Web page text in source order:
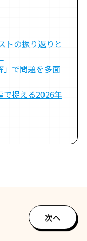
トの振り返りと
」で問題を多面
で捉える2026年
次へ